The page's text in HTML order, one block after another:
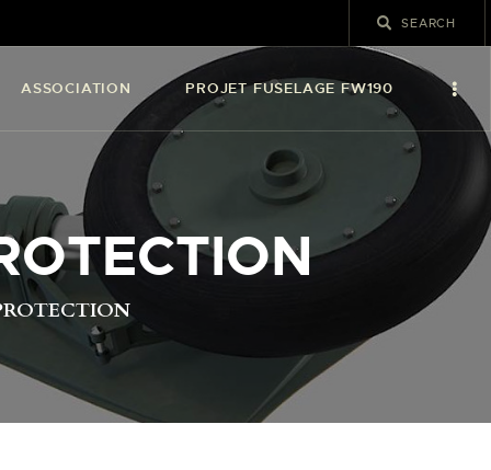
ASSOCIATION PROJET FUSELAGE FW190